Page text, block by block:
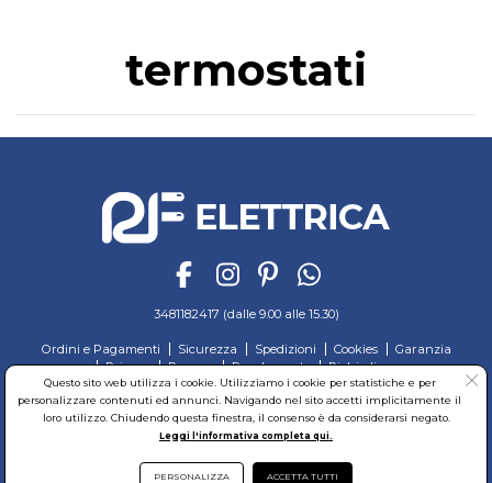
termostati
3481182417 (dalle 9.00 alle 15.30)
Ordini e Pagamenti Sicurezza Spedizioni Cookies
Garanzia
Privacy
Recesso Regolamento Richiedi reso
© RF Elettrica Srl - Sede Legale: Via Alcide de Gasperi, 74 - 04011 Aprilia (LT)
Partita Iva: 02435300591 - Codice Fiscale: 02435300591
Sede Operativa: Via Alcide de Gasperi, 74 - 04011 Aprilia (LT)
Questo sito web utilizza i cookie. Utilizziamo i cookie per statistiche e per
personalizzare contenuti ed annunci. Navigando nel sito accetti implicitamente il
loro utilizzo. Chiudendo questa finestra, il consenso è da considerarsi negato.
Leggi l'informativa completa qui.
PERSONALIZZA ACCETTA TUTTI